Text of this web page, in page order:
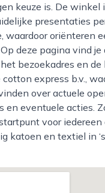
keuze is. De winkel
presentaties
waardoor oriënteren
deze pagina vind je
bezoekadres en de
express b.v.,
over actuele
en eventuele acties.
voor iedereen
katoen en textiel in